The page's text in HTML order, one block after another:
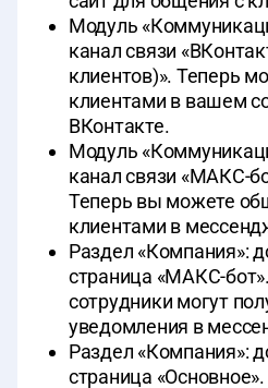
Модуль
канал связи
клиентов)». Теперь
клиентами в вашем
ВКонтакте.
Модуль
канал связи «МАКС-
Теперь вы можете
клиентами в
Раздел «Компания»:
страница «МАКС-
сотрудники могут
уведомления в
Раздел «Компания»:
страница